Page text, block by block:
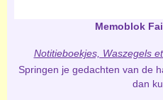
Memoblok
Notitieboekjes, Waszegels
Springen je gedachten van de
dan